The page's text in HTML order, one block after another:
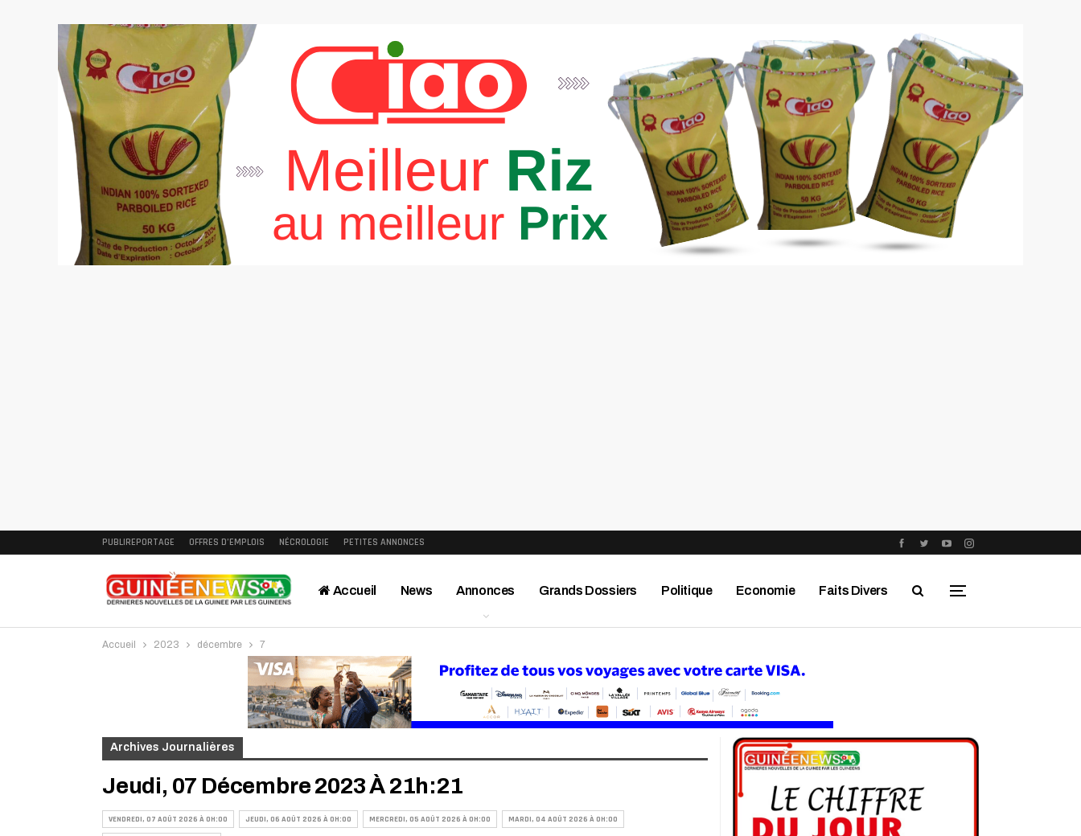
PUBLIREPORTAGE OFFRES D’EMPLOIS NÉCROLOGIE PETITES ANNONCES
Accueil News Annonces Grands Dossiers Politique Economie Faits Divers
Interviews Publireportage Région
Accueil 2023 décembre 7
Archives Journalières
Jeudi, 07 Décembre 2023 À 21h:21
VENDREDI, 07 AOÛT 2026 À 0H:00 JEUDI, 06 AOÛT 2026 À 0H:00 MERCREDI, 05 AOÛT 2026 À 0H:00 MARDI, 04 AOÛT 2026 À 0H:00